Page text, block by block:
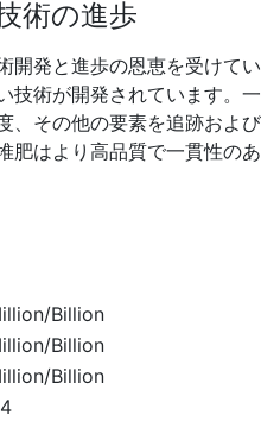
術の進歩
開発と進歩の恩恵を受けて
技術が開発されています。
、その他の要素を追跡およ
肥はより高品質で一貫性の
Billion
Billion
Billion